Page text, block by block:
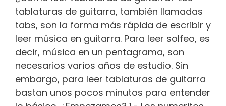
tablaturas de guitarra, también llamadas
tabs, son la forma más rápida de escribir y
leer música en guitarra. Para leer solfeo, es
decir, música en un pentagrama, son
necesarios varios años de estudio. Sin
embargo, para leer tablaturas de guitarra
bastan unos pocos minutos para entender